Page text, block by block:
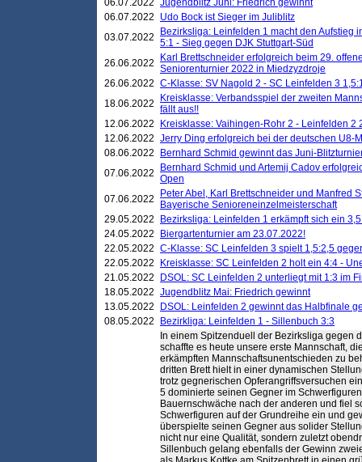
06.07.2022 Jugendblitz Juni: Friedrich gewinnt
06.07.2022
Udo Bock ist Sieger im Juliblitz
03.07.2022
Bezirksliga: Leinfelden 1 macht den Aufstieg
5:1 - Sieg gegen DJK Stuttgart-Süd
26.06.2022
Karl Brettschneider erfolgreich beim 29.
Seniorenturnier 2022 in Miedzyzdroje
26.06.2022 C-Klasse: SV Nagold 2 - SC Leinfelden 3
18.06.2022
Kreisklasse: Verbandsspiel der zweiten
fällt aus!!
12.06.2022
Kreisklasse: Vaihingen-Rohr 2 - Leinfelden 2
12.06.2022 Jerry Ding erfolgreich bei der deutschen U8-
08.06.2022
Bernhard Schmid gewinnt das Juni-
07.06.2022
Bernhard Schmid und Artemij Cadov
Open
07.06.2022
Peter Abel, Karl Brettschneider und Manfred
Bayerische Senioreneinzelmeisterschaft
29.05.2022
Bezirksliga: Leinfelden 1 erkämpft sich ein
24.05.2022
Biergartenturnier am 23.07.2022!
22.05.2022 C-Klasse: SC Leinfelden 3 spielt 1,5:2,5
22.05.2022
Kreisklasse: SC Leinfelden 2 holt ein 4:4 -
21.05.2022
DSOL: SC Leinfelden 2 unterliegt mit 1:3 im
18.05.2022 Jugendblitz Mai: Friedrich gewinnt
13.05.2022
DSOL: Leinfelden 2 gewinnt das Halbfinale
08.05.2022
Bezirkliga: Leinfelden 1 - Sillenbuch 3:3
In einem Spitzenduell der Bezirksliga gegen
schaffte es heute unsere erste Mannschaft,
erkämpften Mannschaftsunentschieden zu
dritten Brett hielt in einer dynamischen
trotz gegnerischen Opferangriffsversuchen
5 dominierte seinen Gegner im
Bauernschwäche nach der anderen und fiel
Schwerfiguren auf der Grundreihe ein und
überspielte seinen Gegner aus solider
nicht nur eine Qualität, sondern zuletzt
Sillenbuch gelang ebenfalls der Gewinn